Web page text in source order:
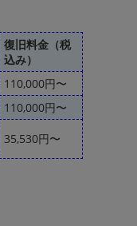
復旧料金（税
込み）
110,000円〜
110,000円〜
35,530円〜